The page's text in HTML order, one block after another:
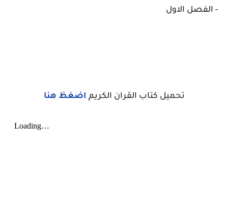
- الفصل الاول
تحميل كتاب القران الكريم اضغظ هنا